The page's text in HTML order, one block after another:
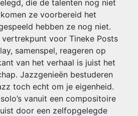
die de talenten nog niet
ze voorbereid het
hebben ze nog niet.
vertrekpunt voor Tineke Posts
samenspel, reageren op
van het verhaal is juist het
Jazzgenieën bestuderen
toch echt om je eigenheid.
vanuit een compositoire
door een zelfopgelegde